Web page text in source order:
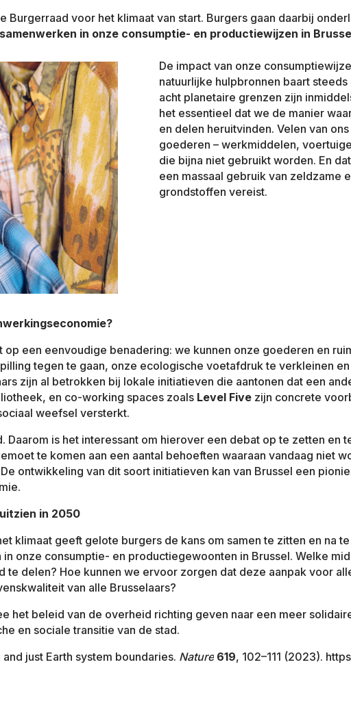
Burgerraad voor het klimaat van start. Burgers gaan daarbij
in onze consumptie- en productiewijzen in
De impact van onze
natuurlijke hulpbronnen baart
acht planetaire grenzen zijn
het essentieel dat we de manier
en delen heruitvinden. Velen van
goederen – werkmiddelen,
die bijna niet gebruikt worden. En
een massaal gebruik van zeldzame
grondstoffen vereist.
een eenvoudige benadering: we kunnen onze goederen en
tegen te gaan, onze ecologische voetafdruk te verkleinen
zijn al betrokken bij lokale initiatieven die aantonen dat een
en co-working spaces zoals Level Five zijn concrete
weefsel versterkt.
is het interessant om hierover een debat op te zetten en
te komen aan een aantal behoeften waaraan vandaag niet
ontwikkeling van dit soort initiatieven kan van Brussel een
in 2050
klimaat geeft gelote burgers de kans om samen te zitten en na
onze consumptie- en productiegewoonten in Brussel. Welke
delen? Hoe kunnen we ervoor zorgen dat deze aanpak voor
van alle Brusselaars?
het beleid van de overheid richting geven naar een meer
en sociale transitie van de stad.
and just Earth system boundaries. Nature 619, 102–111 (2023).